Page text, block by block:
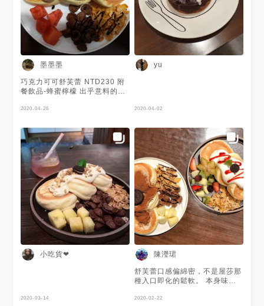
墨墨墨
巧克力可可舒芙蕾 NTD230 附
餐飲品-蜂蜜檸檬 出乎意料的吃
2020-04-26
yu
2020-04-02
小吃貨❤
2020-03-14
陳瀅珺
舒芙蕾口感偏綿密，不是屋莎那
種入口即化的鬆軟。 本身味道
具層次感
2020-02-22